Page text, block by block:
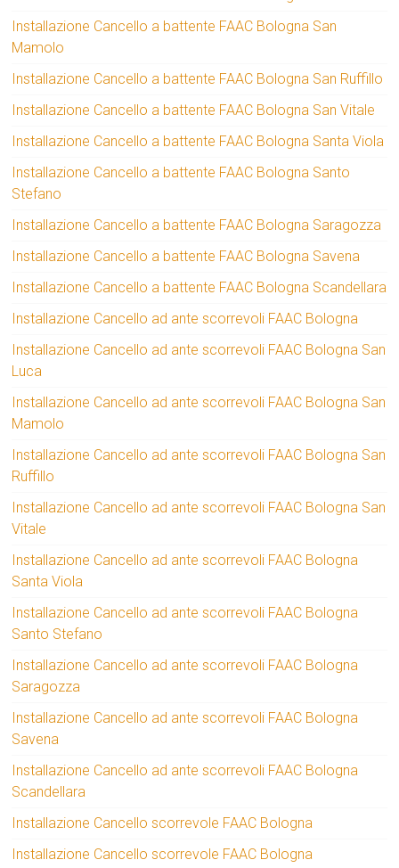
Installazione Cancello a battente FAAC Bologna San
Mamolo
Installazione Cancello a battente FAAC Bologna San Ruffillo
Installazione Cancello a battente FAAC Bologna San Vitale
Installazione Cancello a battente FAAC Bologna Santa Viola
Installazione Cancello a battente FAAC Bologna Santo
Stefano
Installazione Cancello a battente FAAC Bologna Saragozza
Installazione Cancello a battente FAAC Bologna Savena
Installazione Cancello a battente FAAC Bologna Scandellara
Installazione Cancello ad ante scorrevoli FAAC Bologna
Installazione Cancello ad ante scorrevoli FAAC Bologna San
Luca
Installazione Cancello ad ante scorrevoli FAAC Bologna San
Mamolo
Installazione Cancello ad ante scorrevoli FAAC Bologna San
Ruffillo
Installazione Cancello ad ante scorrevoli FAAC Bologna San
Vitale
Installazione Cancello ad ante scorrevoli FAAC Bologna
Santa Viola
Installazione Cancello ad ante scorrevoli FAAC Bologna
Santo Stefano
Installazione Cancello ad ante scorrevoli FAAC Bologna
Saragozza
Installazione Cancello ad ante scorrevoli FAAC Bologna
Savena
Installazione Cancello ad ante scorrevoli FAAC Bologna
Scandellara
Installazione Cancello scorrevole FAAC Bologna
Installazione Cancello scorrevole FAAC Bologna